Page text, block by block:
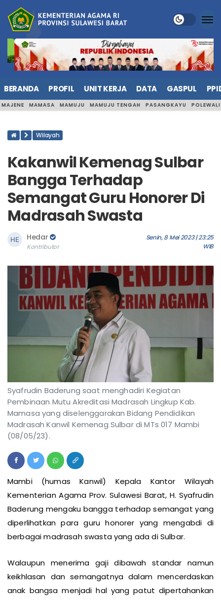
BERANDA PROFIL UNIT KERJA DATA GASPUL
MAJENE MAMASA MAMUJU MAMUJU TENGAH PASANGKAYU
Wilayah
Kakanwil Kemenag Sulbar
Bangga Terhadap
Semangat Guru Honorer Di
Madrasah Swasta
Hedar
Kontributor
Senin, 8 Mei 2023 | 23:25
WIB
Syafrudin Baderung saat menghadiri Kegiatan
Pembinaan Mutu Akreditasi Madrasah Lingkup Kab.
Mamasa yang diselenggarakan Bidang Pendidikan
Madrasah Kanwil Kemenag Sulbar di MTs 017 Mambi
(08/05/23).
Mambi (humas Kanwil) Kepala Kantor Wilayah
Kementerian Agama Prov. Sulawesi Barat, H. Syafrudin
Baderung mengaku bangga terhadap semangat yang
diperlihatkan para guru honorer yang mengabdi di
berbagai madrasah swasta yang ada di Sulbar.
Walaupun menerima gaji dibawah standar namun
keikhlasan dan semangatnya dalam mencerdaskan
anak bangsa menjadi hal yang patut dipertahankan